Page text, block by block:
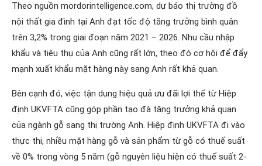
Theo nguồn mordorintelligence.com, dự báo thị trường đồ
nội thất gia đình tại Anh đạt tốc độ tăng trưởng bình quân
trên 3,2% trong giai đoạn năm 2021 – 2026. Nhu cầu nhập
khẩu và tiêu thụ của Anh cũng rất lớn, theo đó cơ hội để đẩy
mạnh xuất khẩu mặt hàng này sang Anh rất khả quan.
Bên cạnh đó, việc tận dụng hiệu quả ưu đãi lợi thế từ Hiệp
định UKVFTA cũng góp phần tạo đà tăng trưởng khả quan
của ngành gỗ sang thị trường Anh. Hiệp định UKVFTA đi vào
thực thi, nhiều mặt hàng gỗ và sản phẩm từ gỗ có thuế suất
về 0% trong vòng 5 năm (gỗ nguyên liệu hiện có thuế suất 2-